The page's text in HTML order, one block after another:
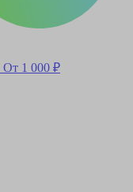
От 1 000 ₽